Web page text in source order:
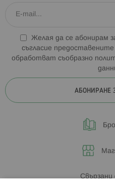
Желая да се абонирам
съгласие
обработват съобразно
АБОНИРАНЕ
Свързани